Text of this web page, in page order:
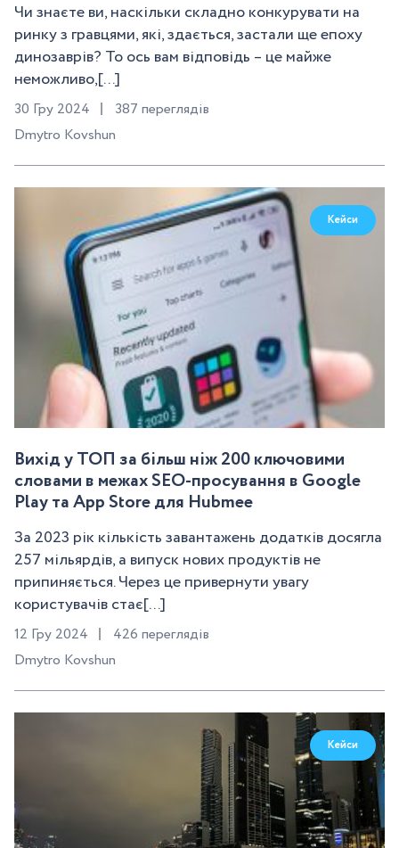
Чи знаєте ви, наскільки складно конкурувати на
ринку з гравцями, які, здається, застали ще епоху
динозаврів? То ось вам відповідь – це майже
неможливо,[...]
30 Гру 2024
387 переглядів
Dmytro Kovshun
Кейси
Вихід у ТОП за більш ніж 200 ключовими
словами в межах SEO-просування в Google
Play та App Store для Hubmee
За 2023 рік кількість завантажень додатків досягла
257 мільярдів, а випуск нових продуктів не
припиняється. Через це привернути увагу
користувачів стає[...]
12 Гру 2024
426 переглядів
Dmytro Kovshun
Кейси